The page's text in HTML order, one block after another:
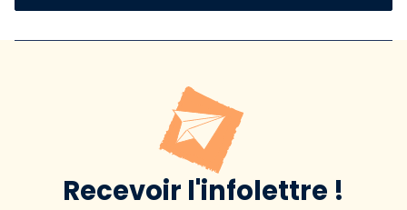
Recevoir l'infolettre !